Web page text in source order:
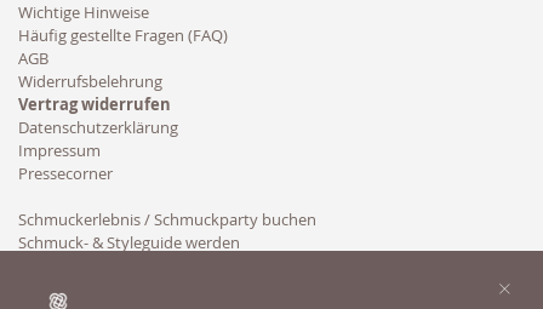
Wichtige Hinweise
Häufig gestellte Fragen (FAQ)
AGB
Widerrufsbelehrung
Vertrag widerrufen
Datenschutzerklärung
Impressum
Pressecorner
Schmuckerlebnis / Schmuckparty buchen
Schmuck- & Styleguide werden
×